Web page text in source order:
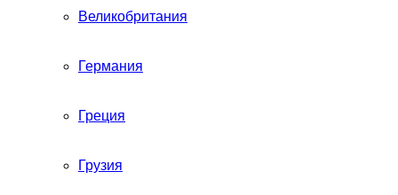
Великобритания
Германия
Греция
Грузия